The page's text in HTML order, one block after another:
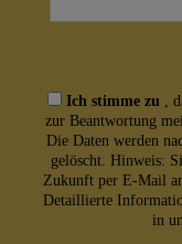
Ich stimme zu
,
zur Beantwortung
Die Daten werden
gelöscht. Hinweis:
Zukunft per E-Mail
Detaillierte
in